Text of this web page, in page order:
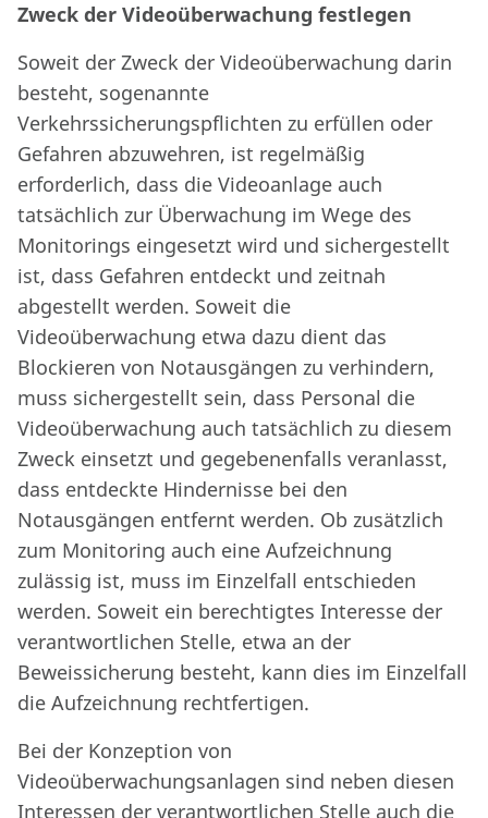
Zweck der Videoüberwachung festlegen
Soweit der Zweck der Videoüberwachung darin
besteht, sogenannte
Verkehrssicherungspflichten zu erfüllen oder
Gefahren abzuwehren, ist regelmäßig
erforderlich, dass die Videoanlage auch
tatsächlich zur Überwachung im Wege des
Monitorings eingesetzt wird und sichergestellt
ist, dass Gefahren entdeckt und zeitnah
abgestellt werden. Soweit die
Videoüberwachung etwa dazu dient das
Blockieren von Notausgängen zu verhindern,
muss sichergestellt sein, dass Personal die
Videoüberwachung auch tatsächlich zu diesem
Zweck einsetzt und gegebenenfalls veranlasst,
dass entdeckte Hindernisse bei den
Notausgängen entfernt werden. Ob zusätzlich
zum Monitoring auch eine Aufzeichnung
zulässig ist, muss im Einzelfall entschieden
werden. Soweit ein berechtigtes Interesse der
verantwortlichen Stelle, etwa an der
Beweissicherung besteht, kann dies im Einzelfall
die Aufzeichnung rechtfertigen.
Bei der Konzeption von
Videoüberwachungsanlagen sind neben diesen
Interessen der verantwortlichen Stelle auch die